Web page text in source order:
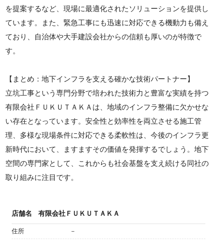
を提案するなど、現場に最適化されたソリューションを提供し
ています。また、緊急工事にも迅速に対応できる機動力も備え
ており、自治体や大手建設会社からの信頼も厚いのが特徴で
す。
【まとめ：地下インフラを支える確かな技術パートナー】
立坑工事という専門分野で培われた技術力と豊富な実績を持つ
有限会社ＦＵＫＵＴＡＫＡは、地域のインフラ整備に欠かせな
い存在となっています。安全性と効率性を両立させる施工管
理、多様な現場条件に対応できる柔軟性は、今後のインフラ更
新時代において、ますますその価値を発揮するでしょう。地下
空間の専門家として、これからも社会基盤を支え続ける同社の
取り組みに注目です。
店舗名 有限会社ＦＵＫＵＴＡＫＡ
住所 －